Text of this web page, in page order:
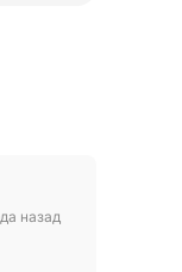
назад